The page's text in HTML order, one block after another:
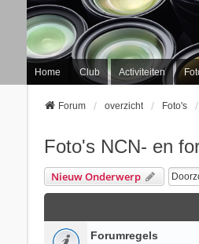
Home Club Activiteiten
Forum overzicht Foto's
Foto's NCN- en
Nieuw Onderwerp
Forumregels